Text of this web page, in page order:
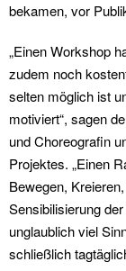
bekamen, vor
„Einen Workshop
zudem noch
selten möglich ist
motiviert“, sagen
und Choreografin
Projektes. „Einen
Bewegen,
Sensibilisierung
unglaublich viel
schließlich